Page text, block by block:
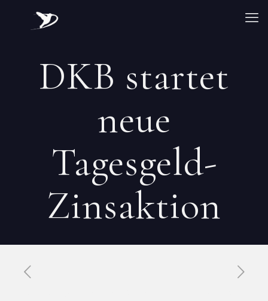
DKB startet
neue
Tagesgeld-
Zinsaktion